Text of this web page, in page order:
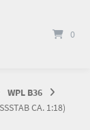
0
WPL B36
CA. 1:18)